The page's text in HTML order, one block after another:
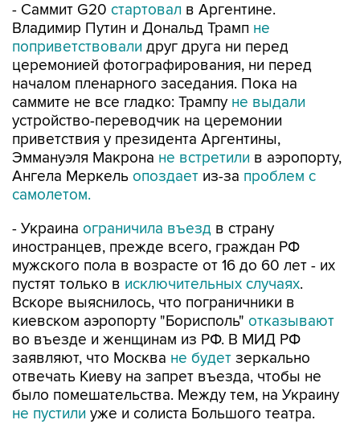
- Саммит G20 стартовал в Аргентине.
Владимир Путин и Дональд Трамп не
поприветствовали друг друга ни перед
церемонией фотографирования, ни перед
началом пленарного заседания. Пока на
саммите не все гладко: Трампу не выдали
устройство-переводчик на церемонии
приветствия у президента Аргентины,
Эммануэля Макрона не встретили в аэропорту,
Ангела Меркель опоздает из-за проблем с
самолетом.
- Украина ограничила въезд в страну
иностранцев, прежде всего, граждан РФ
мужского пола в возрасте от 16 до 60 лет - их
пустят только в исключительных случаях.
Вскоре выяснилось, что пограничники в
киевском аэропорту "Борисполь" отказывают
во въезде и женщинам из РФ. В МИД РФ
заявляют, что Москва не будет зеркально
отвечать Киеву на запрет въезда, чтобы не
было помешательства. Между тем, на Украину
не пустили уже и солиста Большого театра.